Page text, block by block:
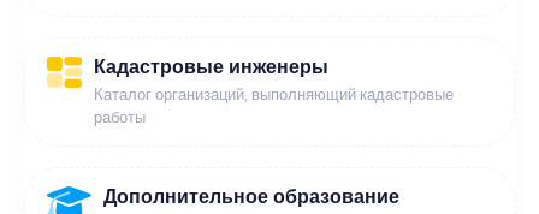
Кадастровые инженеры
Каталог организаций, выполняющий кадастровые
работы
Дополнительное образование